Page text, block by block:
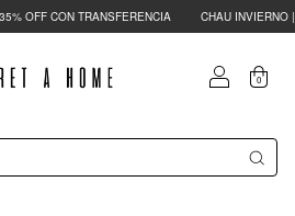
OFF CON TRANSFERENCIA CHAU INVIERNO |
0